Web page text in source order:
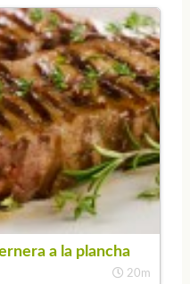
a la plancha
20m